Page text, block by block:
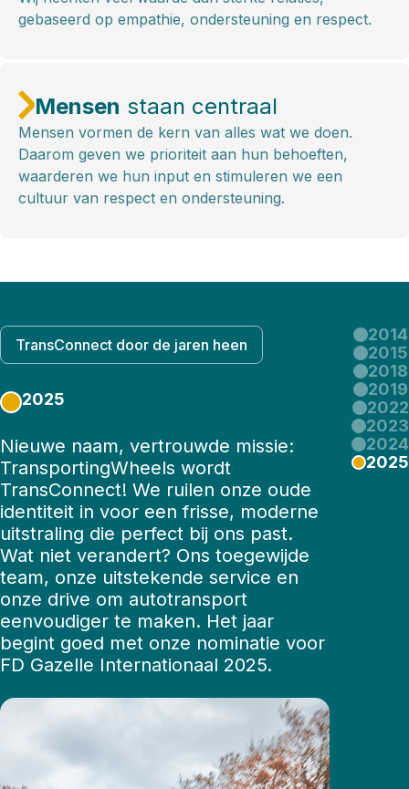
gebaseerd op empathie, ondersteuning en respect.
Mensen staan centraal
Mensen vormen de kern van alles wat we doen.
Daarom geven we prioriteit aan hun behoeften,
waarderen we hun input en stimuleren we een
cultuur van respect en ondersteuning.
TransConnect door de jaren heen
2025
Nieuwe naam, vertrouwde missie:
TransportingWheels wordt
TransConnect! We ruilen onze oude
identiteit in voor een frisse, moderne
uitstraling die perfect bij ons past.
Wat niet verandert? Ons toegewijde
team, onze uitstekende service en
onze drive om autotransport
eenvoudiger te maken. Het jaar
begint goed met onze nominatie voor
FD Gazelle Internationaal 2025.
2014
2015
2018
2019
2022
2023
2024
2025